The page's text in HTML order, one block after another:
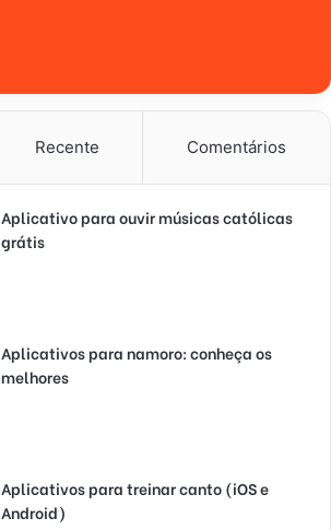
Recente Comentários
Aplicativo para ouvir músicas católicas
grátis
Aplicativos para namoro: conheça os
melhores
Aplicativos para treinar canto (iOS e
Android)